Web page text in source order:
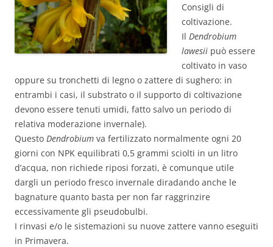
Consigli di
coltivazione.
Il Dendrobium
lawesii può essere
coltivato in vaso
oppure su tronchetti di legno o zattere di sughero: in
entrambi i casi, il substrato o il supporto di coltivazione
devono essere tenuti umidi, fatto salvo un periodo di
relativa moderazione invernale).
Questo Dendrobium va fertilizzato normalmente ogni 20
giorni con NPK equilibrati 0,5 grammi sciolti in un litro
d’acqua, non richiede riposi forzati, è comunque utile
dargli un periodo fresco invernale diradando anche le
bagnature quanto basta per non far raggrinzire
eccessivamente gli pseudobulbi.
I rinvasi e/o le sistemazioni su nuove zattere vanno eseguiti
in Primavera.